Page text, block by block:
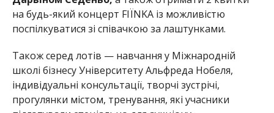
на будь-який концерт FIЇNKA із можливістю
поспілкуватися зі співачкою за лаштунками.
Також серед лотів — навчання у Міжнародній
школі бізнесу Університету Альфреда Нобеля,
індивідуальні консультації, творчі зустрічі,
прогулянки містом, тренування, які учасники